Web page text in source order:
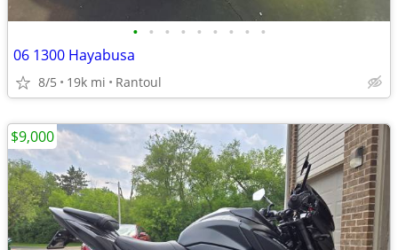
• • • • • • • • •
06 1300 Hayabusa
8/5 19k mi Rantoul
$9,000